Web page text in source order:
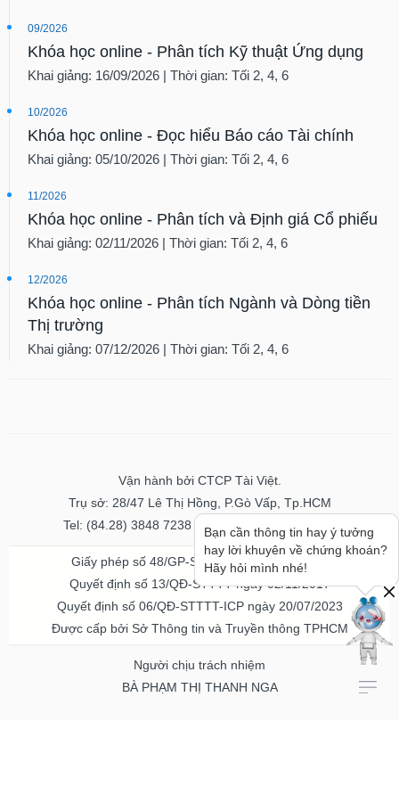
09/2026
Khóa học online - Phân tích Kỹ thuật Ứng dụng
Khai giảng: 16/09/2026 | Thời gian: Tối 2, 4, 6
10/2026
Khóa học online - Đọc hiểu Báo cáo Tài chính
Khai giảng: 05/10/2026 | Thời gian: Tối 2, 4, 6
11/2026
Khóa học online - Phân tích và Định giá Cổ phiếu
Khai giảng: 02/11/2026 | Thời gian: Tối 2, 4, 6
12/2026
Khóa học online - Phân tích Ngành và Dòng tiền
Thị trường
Khai giảng: 07/12/2026 | Thời gian: Tối 2, 4, 6
Vận hành bởi CTCP Tài Việt.
Trụ sở: 28/47 Lê Thị Hồng, P.Gò Vấp, Tp.HCM
Tel: (84.28) 3848 7238 - Fax: (84.28) 3848 7237
Giấy phép số 48/GP-STTTT ngày 04/11/2016
Quyết định số 13/QĐ-STTTT ngày 02/11/2017
Quyết định số 06/QĐ-STTTT-ICP ngày 20/07/2023
Được cấp bởi Sở Thông tin và Truyền thông TPHCM
Người chịu trách nhiệm
BÀ PHẠM THỊ THANH NGA
Bạn cần thông tin hay ý tưởng
hay lời khuyên về chứng khoán?
Hãy hỏi mình nhé!